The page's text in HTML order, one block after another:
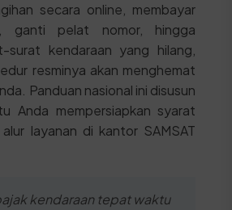
secara online, membayar
ganti pelat nomor, hingga
surat kendaraan yang hilang,
resminya akan menghemat
Panduan nasional ini disusun
Anda mempersiapkan syarat
layanan di kantor SAMSAT
kendaraan tepat waktu